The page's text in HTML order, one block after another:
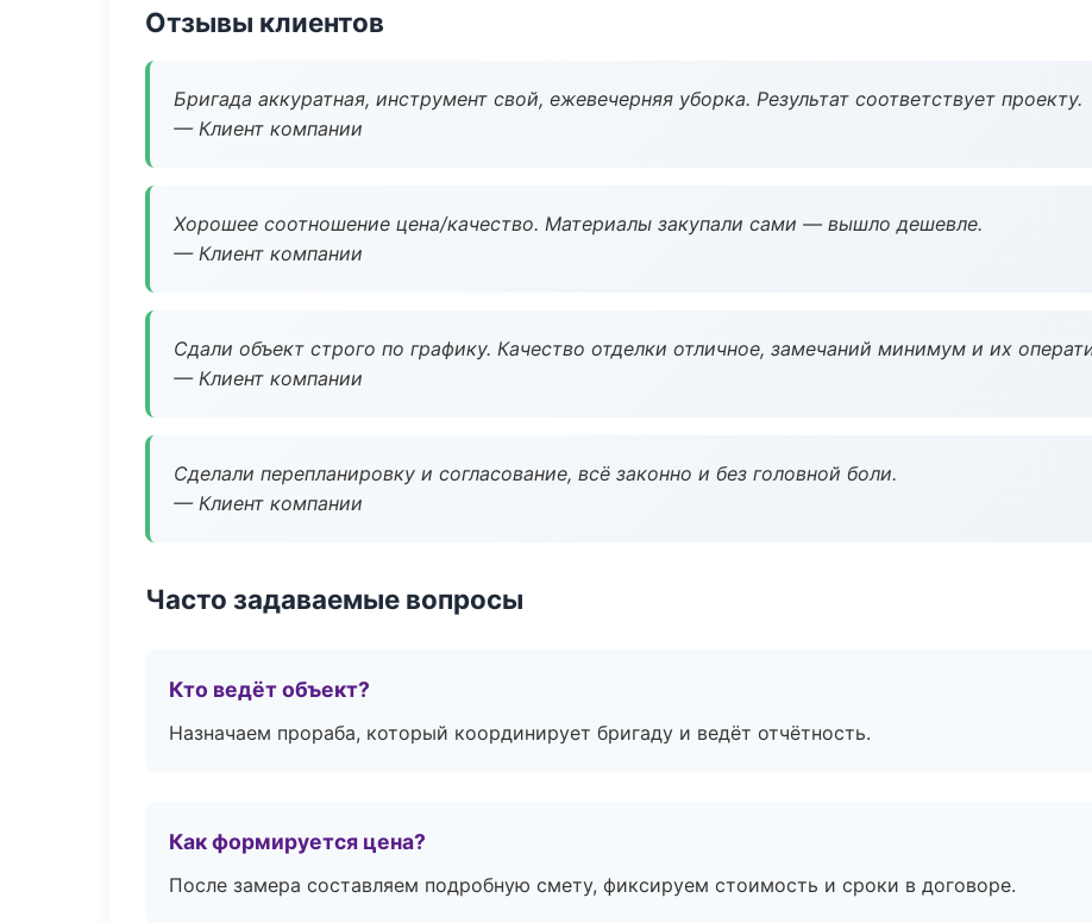
Отзывы клиентов
Бригада аккуратная, инструмент свой, ежевечерняя уборка. Результат соответствует проекту.
— Клиент компании
Хорошее соотношение цена/качество. Материалы закупали сами — вышло дешевле.
— Клиент компании
Сдали объект строго по графику. Качество отделки отличное, замечаний минимум и их
— Клиент компании
Сделали перепланировку и согласование, всё законно и без головной боли.
— Клиент компании
Часто задаваемые вопросы
Кто ведёт объект?
Назначаем прораба, который координирует бригаду и ведёт отчётность.
Как формируется цена?
После замера составляем подробную смету, фиксируем стоимость и сроки в договоре.